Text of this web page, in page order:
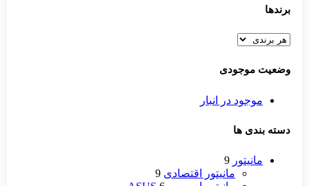
برندها
وضعیت موجودی
موجود در انبار
دسته بندی ها
مانیتور 9
مانیتور اقتصادی 9